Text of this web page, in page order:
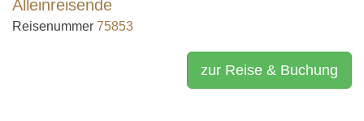
Reisenummer 75853
zur Reise & Buchung